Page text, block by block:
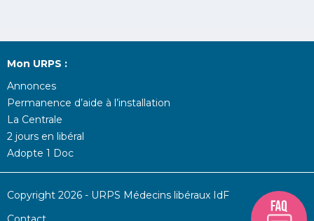
Mon URPS :
Annonces
Permanence d’aide à l’installation
La Centrale
2 jours en libéral
Adopte 1 Doc
Copyright 2026 - URPS Médecins libéraux IdF